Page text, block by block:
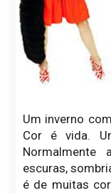
Um inverno
Cor é vida.
escuras,
é de muitas